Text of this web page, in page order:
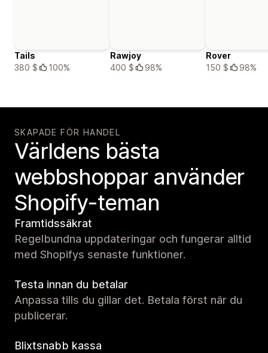
Tails
380 $
100%
Rawjoy
400 $
98%
Rover
150 $
98%
SKAPADE FÖR HANDEL
Världens bästa
webbshoppar använder
Shopify-teman
Framtidssäkrat
Regelbundna uppdateringar och fungerar alltid
med Shopifys senaste funktioner.
Testa innan du betalar
Anpassa tills du gillar det. Betala först när du
publicerar.
Blixtsnabb kassa